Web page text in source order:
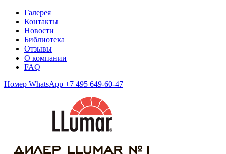
Галерея
Контакты
Новости
Библиотека
Отзывы
О компании
FAQ
Номер WhatsApp +7 495 649-60-47